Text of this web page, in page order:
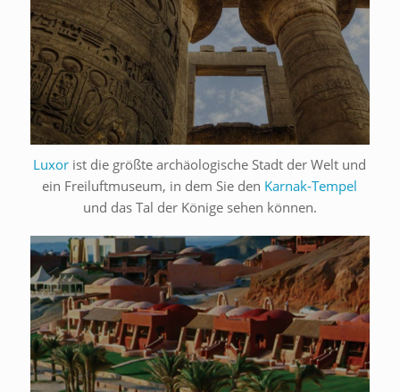
Luxor ist die größte archäologische Stadt der Welt und
ein Freiluftmuseum, in dem Sie den Karnak-Tempel
und das Tal der Könige sehen können.